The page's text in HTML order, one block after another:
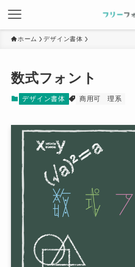
ホーム デザイン書体
数式フォント
デザイン書体 商用可 理系